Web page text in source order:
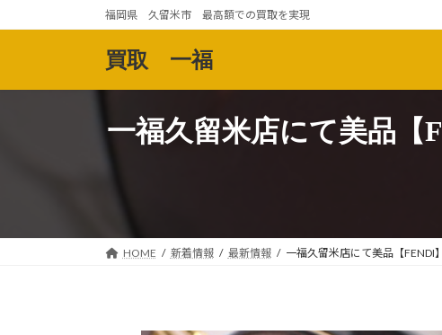
ン
ビ
福岡県 久留米市 最高額での買取を実現
買取 一福
一福久留米店にて美品
HOME 新着情報 最新情報 一福久留米店にて美品【FENDI